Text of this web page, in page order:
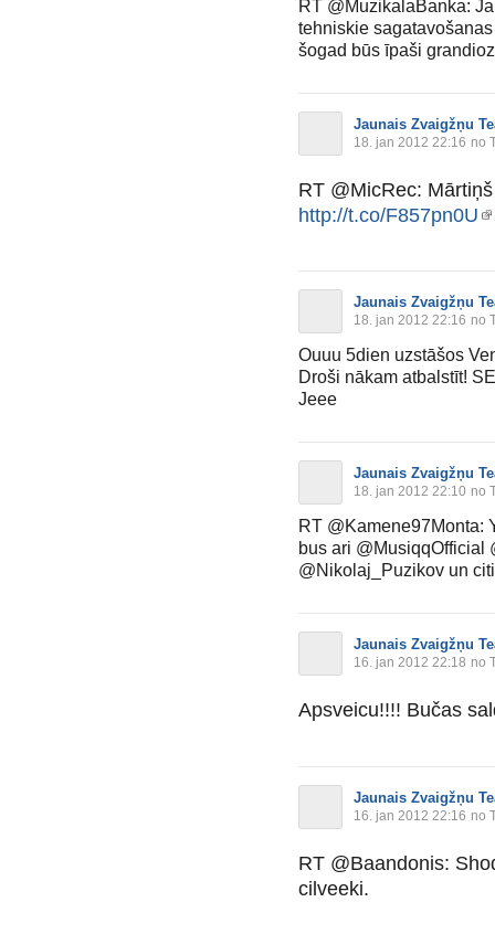
RT @MuzikalaBanka:
tehniskie
šogad būs īpaši
Jaunais Zvaigžņu
18. jan 2012 22:16 no
RT @MicRec:
http://t.co/F857pn0U
Jaunais Zvaigžņu
18. jan 2012 22:16 no
Ouuu 5dien uzstāšos
Droši nākam atbalstīt!
Jeee
Jaunais Zvaigžņu
18. jan 2012 22:10 no
RT @Kamene97Monta:
bus ari @MusiqqOfficial
@Nikolaj_Puzikov un
Jaunais Zvaigžņu
16. jan 2012 22:18 no
Apsveicu!!!! Bučas
Jaunais Zvaigžņu
16. jan 2012 22:16 no
RT @Baandonis:
cilveeki.